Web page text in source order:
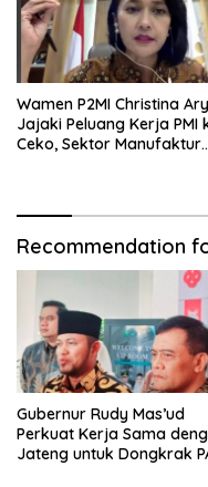
Wamen P2MI Christina
Jajaki Peluang Kerja PMI
Ceko, Sektor Manufaktur
Recommendation
Gubernur Rudy Mas’ud
Perkuat Kerja Sama
Jateng untuk Dongkrak